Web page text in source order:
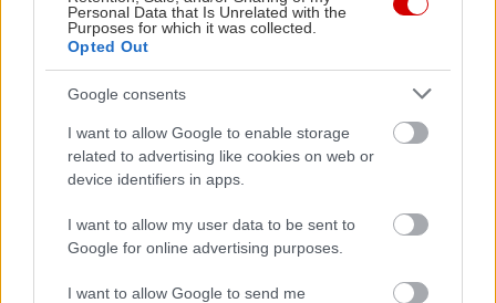
Personal Data that Is Unrelated with the
Purposes for which it was collected.
Opted Out
Google consents
I want to allow Google to enable storage
related to advertising like cookies on web or
device identifiers in apps.
I want to allow my user data to be sent to
Google for online advertising purposes.
I want to allow Google to send me
Η Maria Rolls χωρίς φίλτρο
Περδίκι
με τον